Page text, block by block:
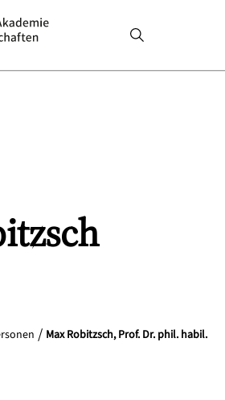
Max Robitzsch, Prof. Dr. phil. habil.